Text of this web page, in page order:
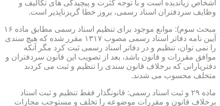
اشخاص زیاندیده است و با توجه کثرت و پیچیدگی های تکالیف و
وظایف سردفتران اسناد رسمی، بروز خطا گریزناپذیر است.
مبحث سوم): موانع موجود برای تنظیم اسناد رسمی مطابق ماده ۱۶
آیین نامه دفاتر اسناد رسمی مصوب ۱۳۱۷ مقرر شده که هیچ سندی
را نمی توان، تنظیم و در دفاتر اسناد رسمی ثبت کرد مگر آنکه
موافق مقررات و قانون باشد، بعد از تصویب این قانون سردفتران و
دفتریارانی که برخلاف قانون سندی را تنظیم و ثبت می کردند
متخلف محسوب می شدند.
ماده ۲۹ و ثبت اسناد رسمی: قانونگذار فقط تنظیم و ثبت اسناد
برخلاف قانون و مقررات موضوعه را تخلف و مستوجب مجازات